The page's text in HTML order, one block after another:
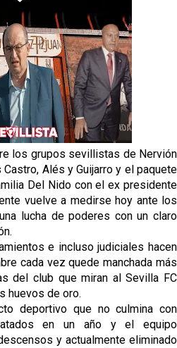
de Sow
pasada se vio
tirar para delante y
mientras Rodri agita el
los grupos sevillistas de Nervión
Alés y Guijarro y el paquete
Del Nido con el ex presidente
vuelve a medirse hoy ante los
lucha de poderes con un claro
e incluso judiciales hacen
cada vez quede manchada más
del club que miran al Sevilla FC
huevos de oro.
deportivo que no culmina con
en un año y el equipo
y actualmente eliminado